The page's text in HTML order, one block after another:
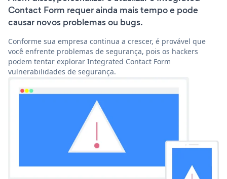
Contact Form requer ainda mais tempo e pode
causar novos problemas ou bugs.
Conforme sua empresa continua a crescer, é provável que
você enfrente problemas de segurança, pois os hackers
podem tentar explorar Integrated Contact Form
vulnerabilidades de segurança.